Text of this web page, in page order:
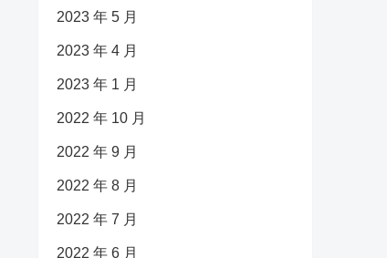
2023 年 5 月
2023 年 4 月
2023 年 1 月
2022 年 10 月
2022 年 9 月
2022 年 8 月
2022 年 7 月
2022 年 6 月